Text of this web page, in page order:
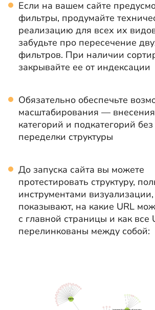
Если на вашем сайте
фильтры, продумайте
реализацию для всех их
забудьте про пересечение
фильтров. При наличии
закрывайте ее от индексации
Обязательно обеспечьте
масштабирования —
категорий и подкатегорий
переделки структуры
До запуска сайта вы можете
протестировать структуру,
инструментами
показывают, на какие URL
с главной страницы и как все
перелинкованы между собой: